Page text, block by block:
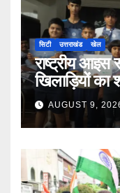
सिटी उत्तराखंड खेल
राष्ट्रीय आइस
खिलाड़ियों का
AUGUST 9,